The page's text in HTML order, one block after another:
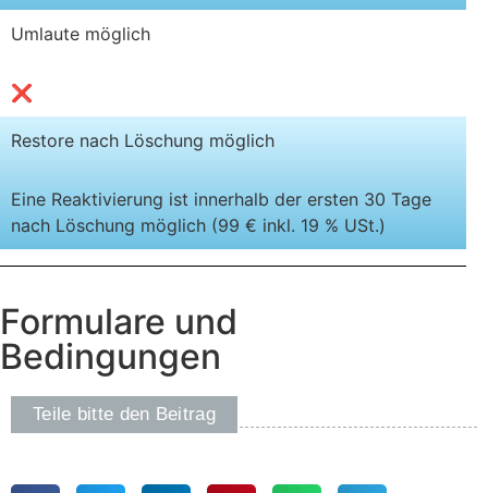
Umlaute möglich
❌
Restore nach Löschung möglich
Eine Reaktivierung ist innerhalb der ersten 30 Tage
nach Löschung möglich (99 € inkl. 19 % USt.)
Formulare und
Bedingungen
Teile bitte den Beitrag